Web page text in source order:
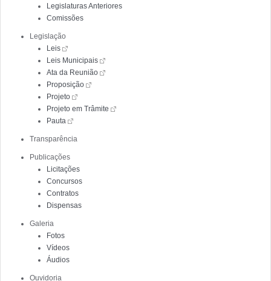
Legislaturas Anteriores
Comissões
Legislação
Leis
Leis Municipais
Ata da Reunião
Proposição
Projeto
Projeto em Trâmite
Pauta
Transparência
Publicações
Licitações
Concursos
Contratos
Dispensas
Galeria
Fotos
Vídeos
Áudios
Ouvidoria